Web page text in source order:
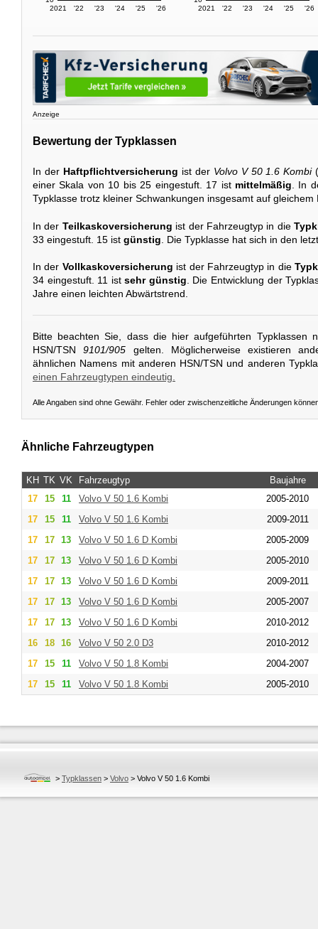
2021 '22 '23 '24 '25 '26 2021 '22 '23 '24 '25 '26
Anzeige
Bewertung der Typklassen
In der Haftpflichtversicherung ist der Volvo V 50 1.6 Kombi
einer Skala von 10 bis 25 eingestuft. 17 ist mittelmäßig . In
Typklasse trotz kleiner Schwankungen insgesamt auf gleichem
In der Teilkaskoversicherung ist der Fahrzeugtyp in die
33 eingestuft. 15 ist günstig . Die Typklasse hat sich in den
In der Vollkaskoversicherung ist der Fahrzeugtyp in die
34 eingestuft. 11 istsehr günstig. Die Entwicklung der
Jahre einen leichten Abwärtstrend.
Bitte beachten Sie, dass die hier aufgeführten Typklassen
HSN/TSN9101/905 gelten. Möglicherweise existieren
ähnlichen Namens mit anderen HSN/TSN und anderen
einen Fahrzeugtypen eindeutig.
Alle Angaben sind ohne Gewähr. Fehler oder zwischenzeitliche Änderungen
Ähnliche Fahrzeugtypen
KH TK VK Fahrzeugtyp
Baujahre
17
15 11 Volvo V 50 1.6 Kombi
2005-2010
17
15 11 Volvo V 50 1.6 Kombi
2009-2011
17
17 13 Volvo V 50 1.6 D Kombi
2005-2009
17
17 13 Volvo V 50 1.6 D Kombi
2005-2010
17
17 13 Volvo V 50 1.6 D Kombi
2009-2011
17
17 13 Volvo V 50 1.6 D Kombi
2005-2007
17
17 13 Volvo V 50 1.6 D Kombi
2010-2012
16
18 16 Volvo V 50 2.0 D3 2010-2012
17
15 11 Volvo V 50 1.8 Kombi
2004-2007
17
15 11 Volvo V 50 1.8 Kombi 2005-2010
> Typklassen > Volvo > Volvo V 50 1.6 Kombi